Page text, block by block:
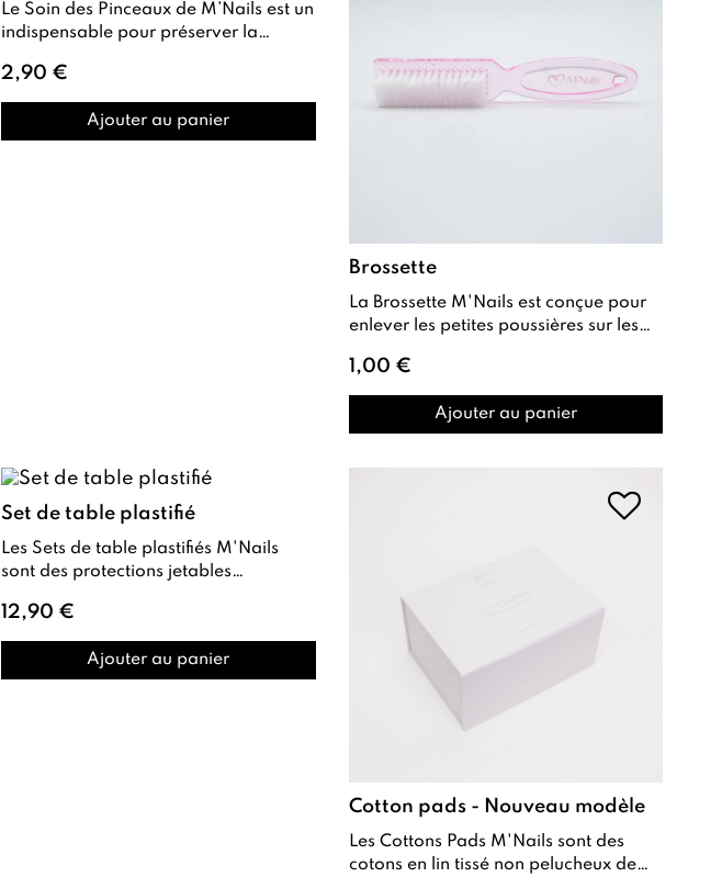
Le Soin des Pinceaux de M’Nails est un
indispensable pour préserver la
pinceaux...
2,90 €
Ajouter au panier
Brossette
La Brossette M'Nails est conçue pour
enlever les petites poussières sur les
1,00 €
Ajouter au panier
Set de table plastifié
Les Sets de table plastifiés M'Nails
sont des protections jetables
et l'es...
12,90 €
Ajouter au panier
Cotton pads - Nouveau modèle
Les Cottons Pads M'Nails sont des
cotons en lin tissé non pelucheux de